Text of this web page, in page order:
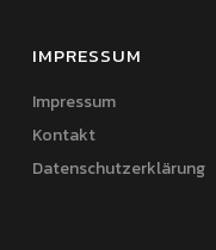
IMPRESSUM
Impressum
Kontakt
Datenschutzerklärung